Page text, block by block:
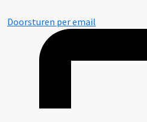
Doorsturen per email